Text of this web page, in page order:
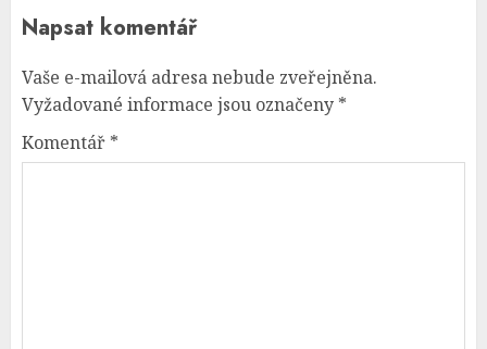
Napsat komentář
Vaše e-mailová adresa nebude zveřejněna.
Vyžadované informace jsou označeny *
Komentář *